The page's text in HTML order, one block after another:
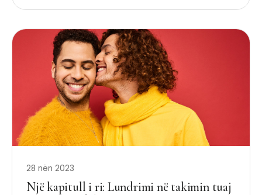
28 nën 2023
Një kapitull i ri: Lundrimi në takimin tuaj